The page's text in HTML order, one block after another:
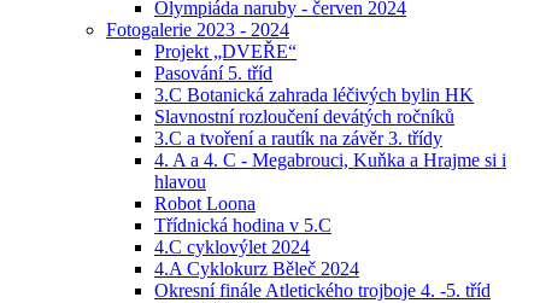
Olympiáda naruby - červen 2024
Fotogalerie 2023 - 2024
Projekt „DVEŘE“
Pasování 5. tříd
3.C Botanická zahrada léčivých bylin HK
Slavnostní rozloučení devátých ročníků
3.C a tvoření a rautík na závěr 3. třídy
4. A a 4. C - Megabrouci, Kuňka a Hrajme si i
hlavou
Robot Loona
Třídnická hodina v 5.C
4.C cyklovýlet 2024
4.A Cyklokurz Běleč 2024
Okresní finále Atletického trojboje 4. -5. tříd